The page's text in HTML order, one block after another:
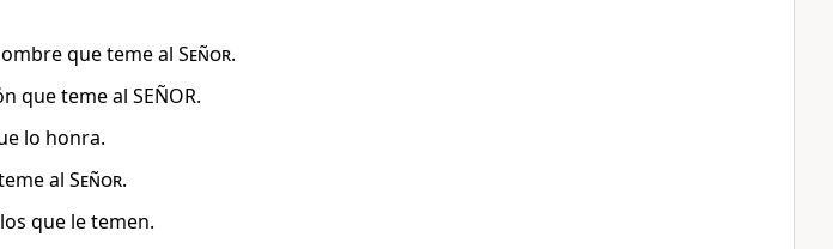
que teme al Señor.
que teme al SEÑOR.
lo honra.
al Señor.
que le temen.